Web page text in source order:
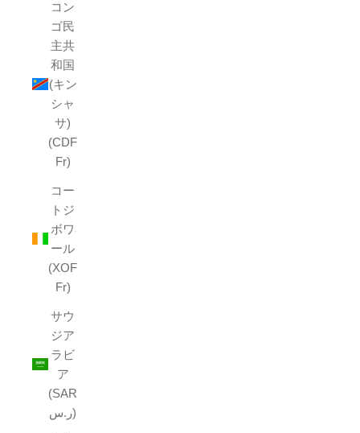
コン
ゴ民
主共
和国
(キン
シャ
サ)
(CDF
Fr)
コー
トジ
ボワ
ール
(XOF
Fr)
サウ
ジア
ラビ
ア
(SAR
ر.س)